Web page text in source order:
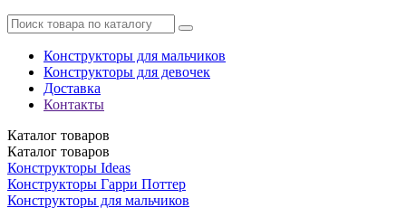
Конструкторы для мальчиков
Конструкторы для девочек
Доставка
Контакты
Каталог товаров
Каталог товаров
Конструкторы Ideas
Конструкторы Гарри Поттер
Конструкторы для мальчиков